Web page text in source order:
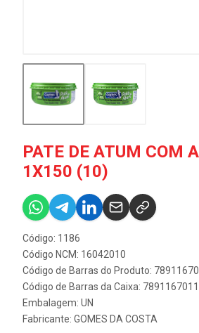
PATE DE ATUM COM
1X150 (10)
Código: 1186
Código NCM: 16042010
Código de Barras do Produto:
Código de Barras da Caixa:
Embalagem: UN
Fabricante: GOMES DA COSTA